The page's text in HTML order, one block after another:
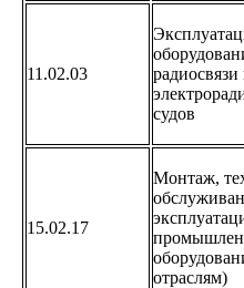
11.02.03
радиосвязи
судов
15.02.17
Монтаж,
отраслям)